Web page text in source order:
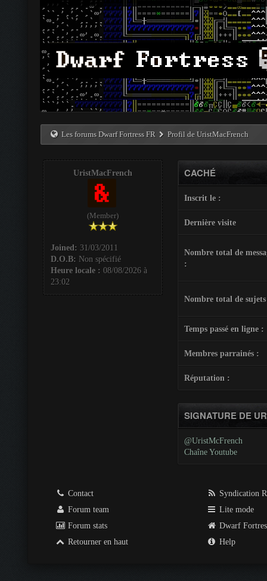
Les forums Dwarf Fortress FR Profil de UristMacFrench
UristMacFrench
(Member)
Joined: 31/03/2011
D.O.B: Non spécifié
Heure locale : 08/08/2026 à
23:02
CACHÉ
Inscrit le :
Dernière visite
Nombre total de
:
Nombre total de
Temps passé en ligne :
Membres parrainés :
Réputation :
SIGNATURE DE
@UristMcFrench
Chaîne Youtube
Contact
Forum team
Forum stats
Retourner en haut
Syndication
Lite mode
Dwarf
Help